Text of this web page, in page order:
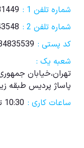
شماره تلفن 1 :
شماره تلفن 2 :
کد پستی :
شعبه یک :
تهران،خیابان
پاساژ پردیس طبقه
ساعات کاری : 10:30 تا 18